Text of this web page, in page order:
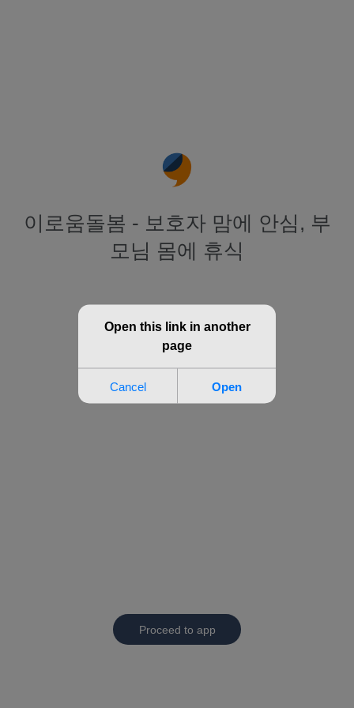
이로움돌봄 - 보호자 맘에 안심, 부
모님 몸에 휴식
Proceed to app